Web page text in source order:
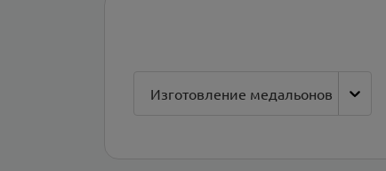
Изготовление медальонов